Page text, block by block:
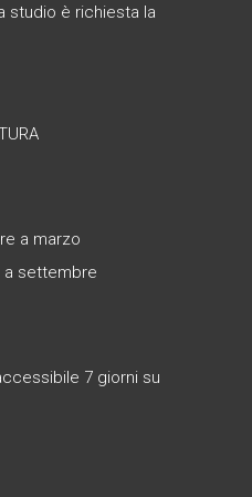
studio è richiesta la
a marzo
a settembre
7 giorni su